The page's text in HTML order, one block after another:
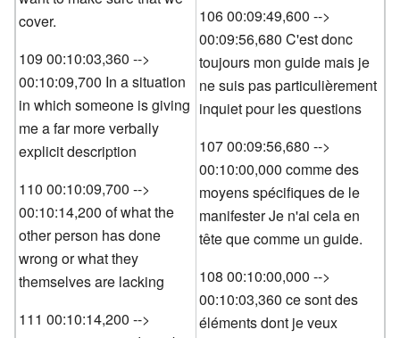
cover.
109 00:10:03,360 -->
00:10:09,700 In a situation
in which someone is giving
me a far more verbally
explicit description
110 00:10:09,700 -->
00:10:14,200 of what the
other person has done
wrong or what they
themselves are lacking
111 00:10:14,200 -->
106 00:09:49,600 -->
00:09:56,680 C'est donc
toujours mon guide mais je
ne suis pas particulièrement
inquiet pour les questions
107 00:09:56,680 -->
00:10:00,000 comme des
moyens spécifiques de le
manifester Je n'ai cela en
tête que comme un guide.
108 00:10:00,000 -->
00:10:03,360 ce sont des
éléments dont je veux